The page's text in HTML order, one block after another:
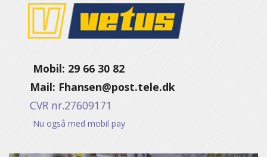
Mobil: 29 66 30 82
Mail: Fhansen@post.tele.dk
CVR nr.27609171
Nu også med mobil pay